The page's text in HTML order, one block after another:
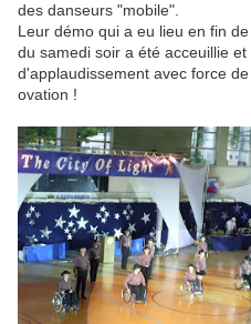
des danseurs "mobile".
Leur démo qui a eu lieu en fin
du samedi soir a été acceuillie
d'applaudissement avec force
ovation !